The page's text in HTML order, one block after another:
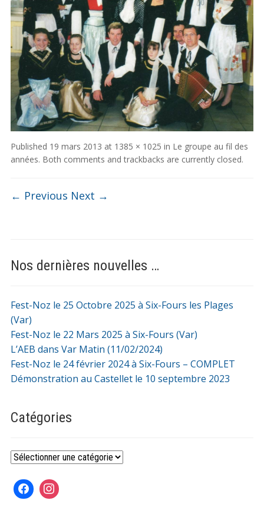
Published 19 mars 2013 at 1385 × 1025 in Le groupe au fil des
années. Both comments and trackbacks are currently closed.
← Previous Next →
Nos dernières nouvelles …
Fest-Noz le 25 Octobre 2025 à Six-Fours les Plages
(Var)
Fest-Noz le 22 Mars 2025 à Six-Fours (Var)
L’AEB dans Var Matin (11/02/2024)
Fest-Noz le 24 février 2024 à Six-Fours – COMPLET
Démonstration au Castellet le 10 septembre 2023
Catégories
Catégories